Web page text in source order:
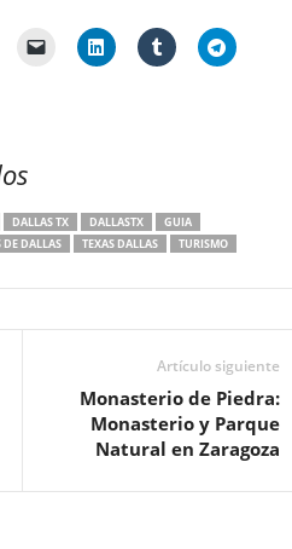
DALLAS TX DALLASTX
GUIA
DE DALLAS TEXAS DALLAS
TURISMO
Artículo siguiente
Monasterio de Piedra:
Monasterio y Parque
Natural en Zaragoza